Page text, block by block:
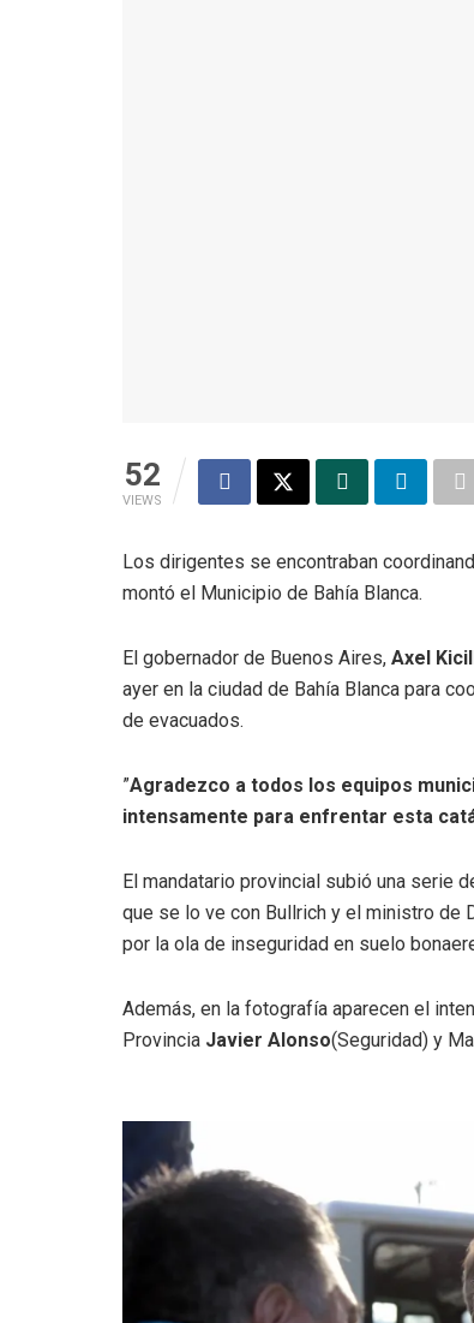
52
VIEWS
Los dirigentes se encontraban
montó el Municipio de Bahía Blanca.
El gobernador de Buenos Aires, Axel
ayer en la ciudad de Bahía Blanca para
de evacuados.
”Agradezco a todos los equipos
intensamente para enfrentar esta
El mandatario provincial subió una serie
que se lo ve con Bullrich y el ministro de
por la ola de inseguridad en suelo
Además, en la fotografía aparecen el
Provincia Javier Alonso(Seguridad) y